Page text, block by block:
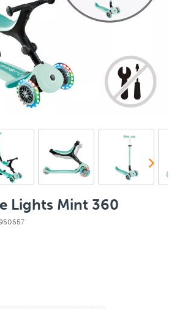
Lights Mint 360